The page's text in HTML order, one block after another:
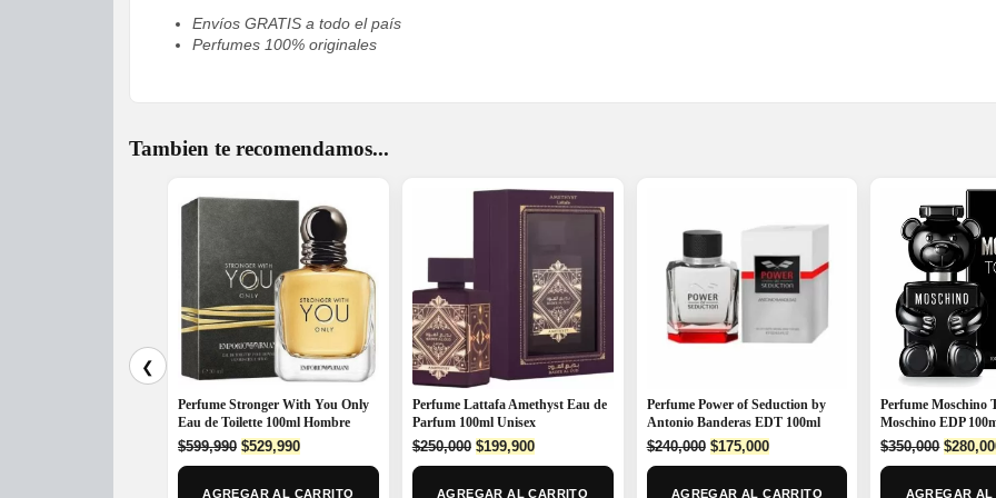
Envíos GRATIS a todo el país
Perfumes 100% originales
Tambien te recomendamos...
❮
Perfume Stronger With You Only
Eau de Toilette 100ml Hombre
$599,990 Original
price
$529,990Current
price
AGREGAR AL CARRITO
Perfume Lattafa Amethyst Eau de
Parfum 100ml Unisex
$250,000 Original
price
$199,900Current
price
AGREGAR AL CARRITO
Perfume Power of Seduction by
Antonio Banderas EDT 100ml
$240,000 Original
price
$175,000Current
price
AGREGAR AL CARRITO
Perfume Moschino
Moschino EDP
$350,000
price
$
AGREGAR AL